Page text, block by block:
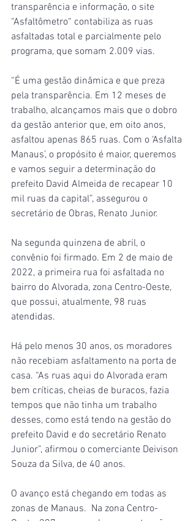
transparência e informação, o site
“Asfaltômetro“ contabiliza as ruas
asfaltadas total e parcialmente pelo
programa, que somam 2.009 vias.
“É uma gestão dinâmica e que preza
pela transparência. Em 12 meses de
trabalho, alcançamos mais que o dobro
da gestão anterior que, em oito anos,
asfaltou apenas 865 ruas. Com o ‘Asfalta
Manaus’, o propósito é maior, queremos
e vamos seguir a determinação do
prefeito David Almeida de recapear 10
mil ruas da capital”, assegurou o
secretário de Obras, Renato Junior.
Na segunda quinzena de abril, o
convênio foi firmado. Em 2 de maio de
2022, a primeira rua foi asfaltada no
bairro do Alvorada, zona Centro-Oeste,
que possui, atualmente, 98 ruas
atendidas.
Há pelo menos 30 anos, os moradores
não recebiam asfaltamento na porta de
casa. “As ruas aqui do Alvorada eram
bem críticas, cheias de buracos, fazia
tempos que não tinha um trabalho
desses, como está tendo na gestão do
prefeito David e do secretário Renato
Junior”, afirmou o comerciante Deivison
Souza da Silva, de 40 anos.
O avanço está chegando em todas as
zonas de Manaus.  Na zona Centro-